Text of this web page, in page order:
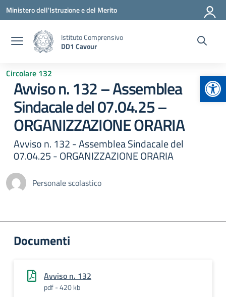
Vai ai contenuti
Vai al menu di navigazione
Vai al footer
Ministero dell'Istruzione e del Merito
Istituto Comprensivo
DD1 Cavour
Circolare 132
Avviso n. 132 – Assemblea
Sindacale del 07.04.25 –
ORGANIZZAZIONE ORARIA
Avviso n. 132 - Assemblea Sindacale del
07.04.25 - ORGANIZZAZIONE ORARIA
Personale scolastico
Documenti
Avviso n. 132
pdf - 420 kb